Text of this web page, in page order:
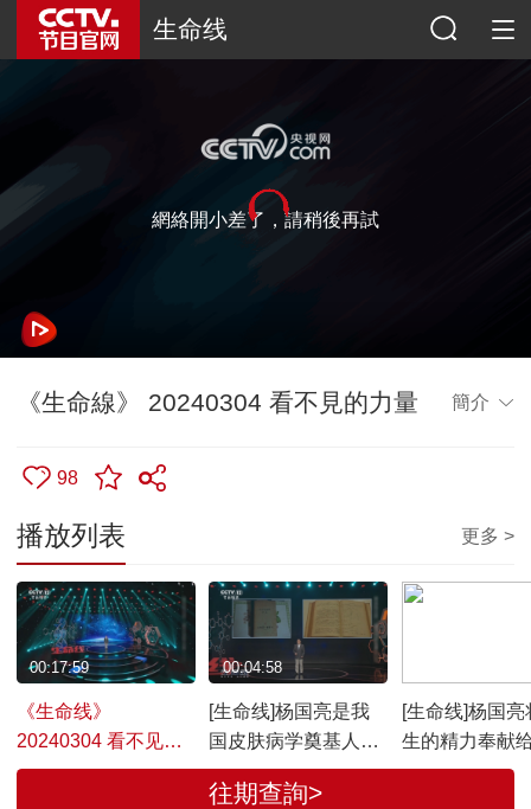
生命线
網絡開小差了，請稍後再試
《生命線》 20240304 看不見的力量 簡介
98
播放列表 更多 >
《生命线》
20240304 看不见的
力量
00:17:59
[生命线]杨国亮是我
国皮肤病学奠基人之
一
00:04:58
[生命线]杨国亮
生的精力奉献
国的皮肤医学
往期查詢>